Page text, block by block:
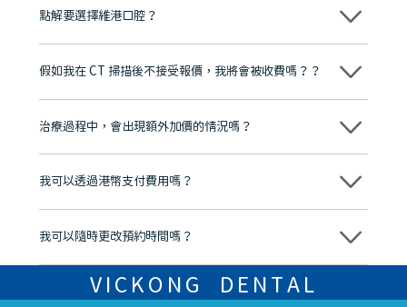
點解要選擇維港口腔？
維港口腔踐行「醫道濟世」的大學校訓，各分院匯聚來自香港、內地的
牌」、「2025香港企業領袖品牌」，是諾貝爾種植系統全球放心植牙中
至今已服務超過三十個國家和地區的顧客，受到粵港澳大灣區及周邊城
市市民極高的口碑評價及信任推薦 珠海、深圳設有八大分院，香港亦設
有咨詢及服務保障中心，有任何問題都可以隨時預約免費咨詢，讓人十
假如我在 CT 掃描後不接受報價，我將會被收費嗎？？
不會！只要未開始實際服務之前，你不會被收取任何費用。
治療過程中，會出現額外加價的情況嗎？
不會，治療前我們會詳細說明治療方案及對應的價錢，顧客同意並簽字
我可以透過港幣支付費用嗎？
可以。維港口腔會按照當日匯率轉算收取費用，而匯率會及時告知客人
我可以隨時更改預約時間嗎？
可以，請盡早通過wechat或whatsapp聯絡我們，告知我們你原本預約
的時間及資料，並且重新預約的日期及時段
VICKONG DENTAL